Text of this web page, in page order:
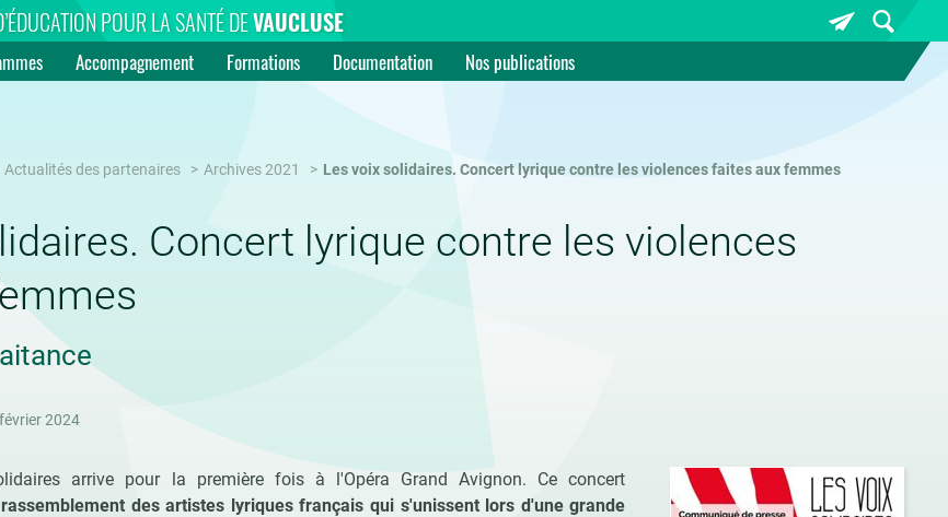
POUR LA SANTÉ DEVAUCLUSE
Accompagnement Formations Documentation Nos publications
Actualités des partenaires Archives 2021 Les voix solidaires. Concert lyrique contre les violences faites aux femmes
Concert lyrique contre les violences
2024
arrive pour la première fois à l'Opéra Grand Avignon. Ce concert
des artistes lyriques français qui s'unissent lors d'une grande